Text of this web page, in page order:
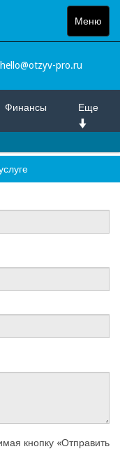
Меню
Toggle
hello@otzyv-pro.ru
Еще
Финансы
кнопку «Отправить